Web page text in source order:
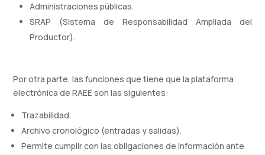
Administraciones públicas.
SRAP (Sistema de Responsabilidad Ampliada del
Productor).
Por otra parte, las funciones que tiene que la plataforma
electrónica de RAEE son las siguientes:
Trazabilidad.
Archivo cronológico (entradas y salidas).
Permite cumplir con las obligaciones de información ante